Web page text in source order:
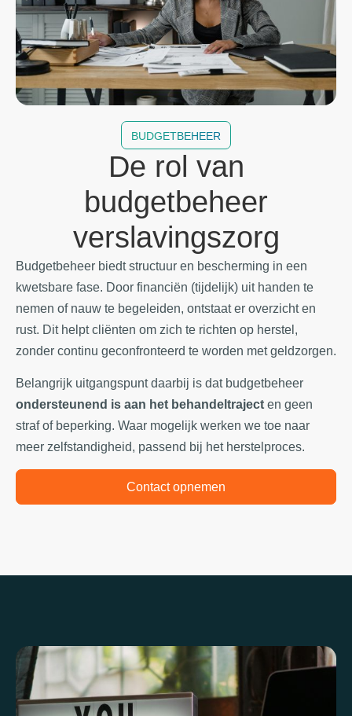
BUDGETBEHEER
De rol van
budgetbeheer
verslavingszorg
Budgetbeheer biedt structuur en bescherming in een
kwetsbare fase. Door financiën (tijdelijk) uit handen te
nemen of nauw te begeleiden, ontstaat er overzicht en
rust. Dit helpt cliënten om zich te richten op herstel,
zonder continu geconfronteerd te worden met geldzorgen.
Belangrijk uitgangspunt daarbij is dat budgetbeheer
ondersteunend is aan het behandeltraject en geen
straf of beperking. Waar mogelijk werken we toe naar
meer zelfstandigheid, passend bij het herstelproces.
Contact opnemen